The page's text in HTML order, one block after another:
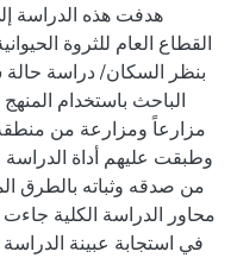
هدفت هذه الدراسة
القطاع العام للثروة
بنظر السكان/ دراسة
مزارعاً ومزارعة من
وطبقت عليهم أداة الدراسة
من صدقه وثباته بالطرق
محاور الدراسة الكلية